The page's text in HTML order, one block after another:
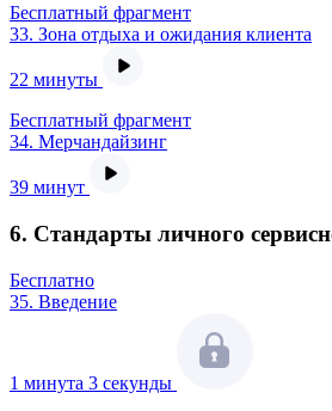
Бесплатный фрагмент
33. Зона отдыха и ожидания клиента
22 минуты
Бесплатный фрагмент
34. Мерчандайзинг
39 минут
6. Стандарты личного
Бесплатно
35. Введение
1 минута 3 секунды